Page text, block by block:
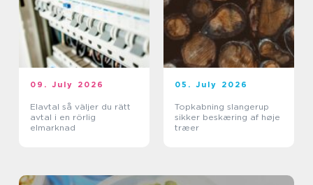
09. July 2026
Elavtal så väljer du rätt
avtal i en rörlig
elmarknad
05. July 2026
Topkabning slangerup
sikker beskæring af høje
træer